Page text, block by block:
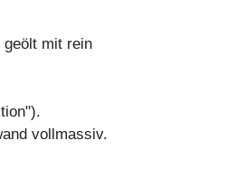
geölt mit rein
vollmassiv.